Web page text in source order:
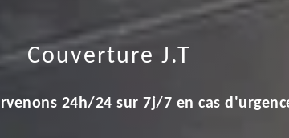
Couverture J.T
24h/24 sur 7j/7 en cas